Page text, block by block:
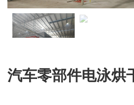
汽车零部件电泳烘